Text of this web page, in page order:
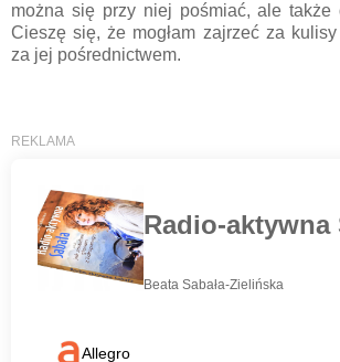
można się przy niej pośmiać, ale także
Cieszę się, że mogłam zajrzeć za
za jej pośrednictwem.